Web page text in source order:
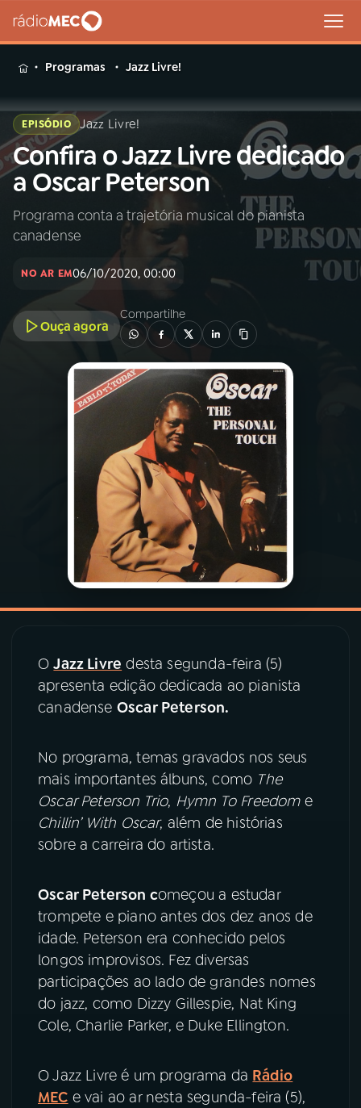
MENU
Buscar
na
Rádio
MEC
Buscar
AO VIVO
01
PROGRAMAÇÃO
PROGRAMAS
PODCASTS
VIDEOCASTS
07ÚLTIMAS
08PRÊMIO RÁDIO MEC
YouTube Facebook
Instagram X
TikTok
Programas Jazz Livre!
EPISÓDIO Jazz Livre!
Confira o Jazz Livre dedicado
a Oscar Peterson
Programa conta a trajetória musical do pianista
canadense
NO AR EM06/10/2020, 00:00
Ouça agora
Compartilhe
OJazz Livre desta segunda-feira (5)
apresenta edição dedicada ao pianista
canadense Oscar Peterson.
No programa, temas gravados nos seus
mais importantes álbuns, como The
Oscar Peterson Trio, Hymn To Freedome
Chillin’ With Oscar, além de histórias
sobre a carreira do artista.
Oscar Peterson começou a estudar
trompete e piano antes dos dez anos de
idade. Peterson era conhecido pelos
longos improvisos. Fez diversas
participações ao lado de grandes nomes
do jazz, como Dizzy Gillespie, Nat King
Cole, Charlie Parker, e Duke Ellington.
O Jazz Livre é um programa da Rádio
MEC e vai ao ar nesta segunda-feira (5),